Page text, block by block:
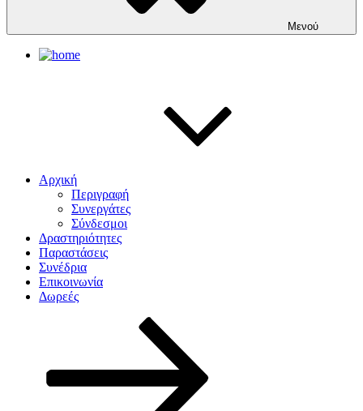
Μενού
Αρχική
Περιγραφή
Συνεργάτες
Σύνδεσμοι
Δραστηριότητες
Παραστάσεις
Συνέδρια
Επικοινωνία
Δωρεές